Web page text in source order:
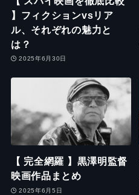
】フィクションvsリア
ル、それぞれの魅力と
は？
2025年6月30日
【 完全網羅 】黒澤明監督
映画作品まとめ
2025年6月5日